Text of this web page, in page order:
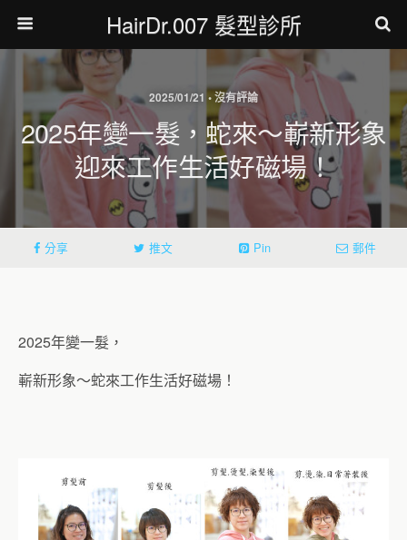
HairDr.007 髮型診所
2025/01/21 • 沒有評論
2025年變一髮，蛇來～嶄新形象
迎來工作生活好磁場！
分享 推文 Pin 郵件
2025年變一髮，
嶄新形象～蛇來工作生活好磁場！